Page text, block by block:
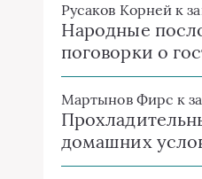
Русаков Корней к
Народные
поговорки о
Мартынов Фирс к
домашних